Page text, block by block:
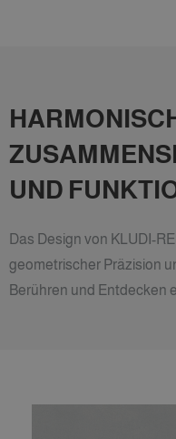
UND
Das Design von KLUDI-
geometrischer Präzision
Berühren und Entdecken